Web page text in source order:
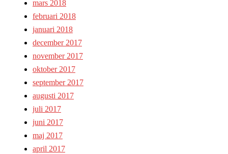
mars 2018
februari 2018
januari 2018
december 2017
november 2017
oktober 2017
september 2017
augusti 2017
juli 2017
juni 2017
maj 2017
april 2017